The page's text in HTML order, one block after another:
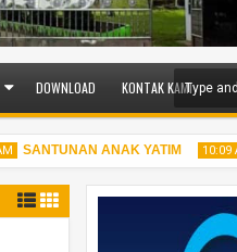
DOWNLOAD KONTAK KAMI
SANTUNAN ANAK YATIM 10:09 AM